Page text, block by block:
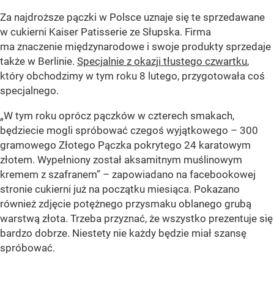
Za najdroższe pączki w Polsce uznaje się te sprzedawane
w cukierni Kaiser Patisserie ze Słupska. Firma
ma znaczenie międzynarodowe i swoje produkty sprzedaje
także w Berlinie. Specjalnie z okazji tłustego czwartku,
który obchodzimy w tym roku 8 lutego, przygotowała coś
specjalnego.
„W tym roku oprócz pączków w czterech smakach,
będziecie mogli spróbować czegoś wyjątkowego – 300
gramowego Złotego Pączka pokrytego 24 karatowym
złotem. Wypełniony został aksamitnym muślinowym
kremem z szafranem” – zapowiadano na facebookowej
stronie cukierni już na początku miesiąca. Pokazano
również zdjęcie potężnego przysmaku oblanego grubą
warstwą złota. Trzeba przyznać, że wszystko prezentuje się
bardzo dobrze. Niestety nie każdy będzie miał szansę
spróbować.